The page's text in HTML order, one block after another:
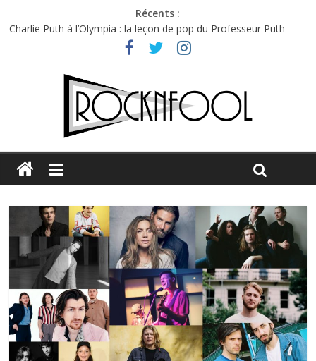
Récents :
Charlie Puth à l’Olympia : la leçon de pop du Professeur Puth
Festival Triptyque : un nouveau festival de musique indépendant
Hellfest 2026 vendredi : température et émotions en hausse
Hellfest 2026 jeudi : impossible de choisir entre chaleur et bonne
Première édition du Midgard Festival : entre bière, métal et